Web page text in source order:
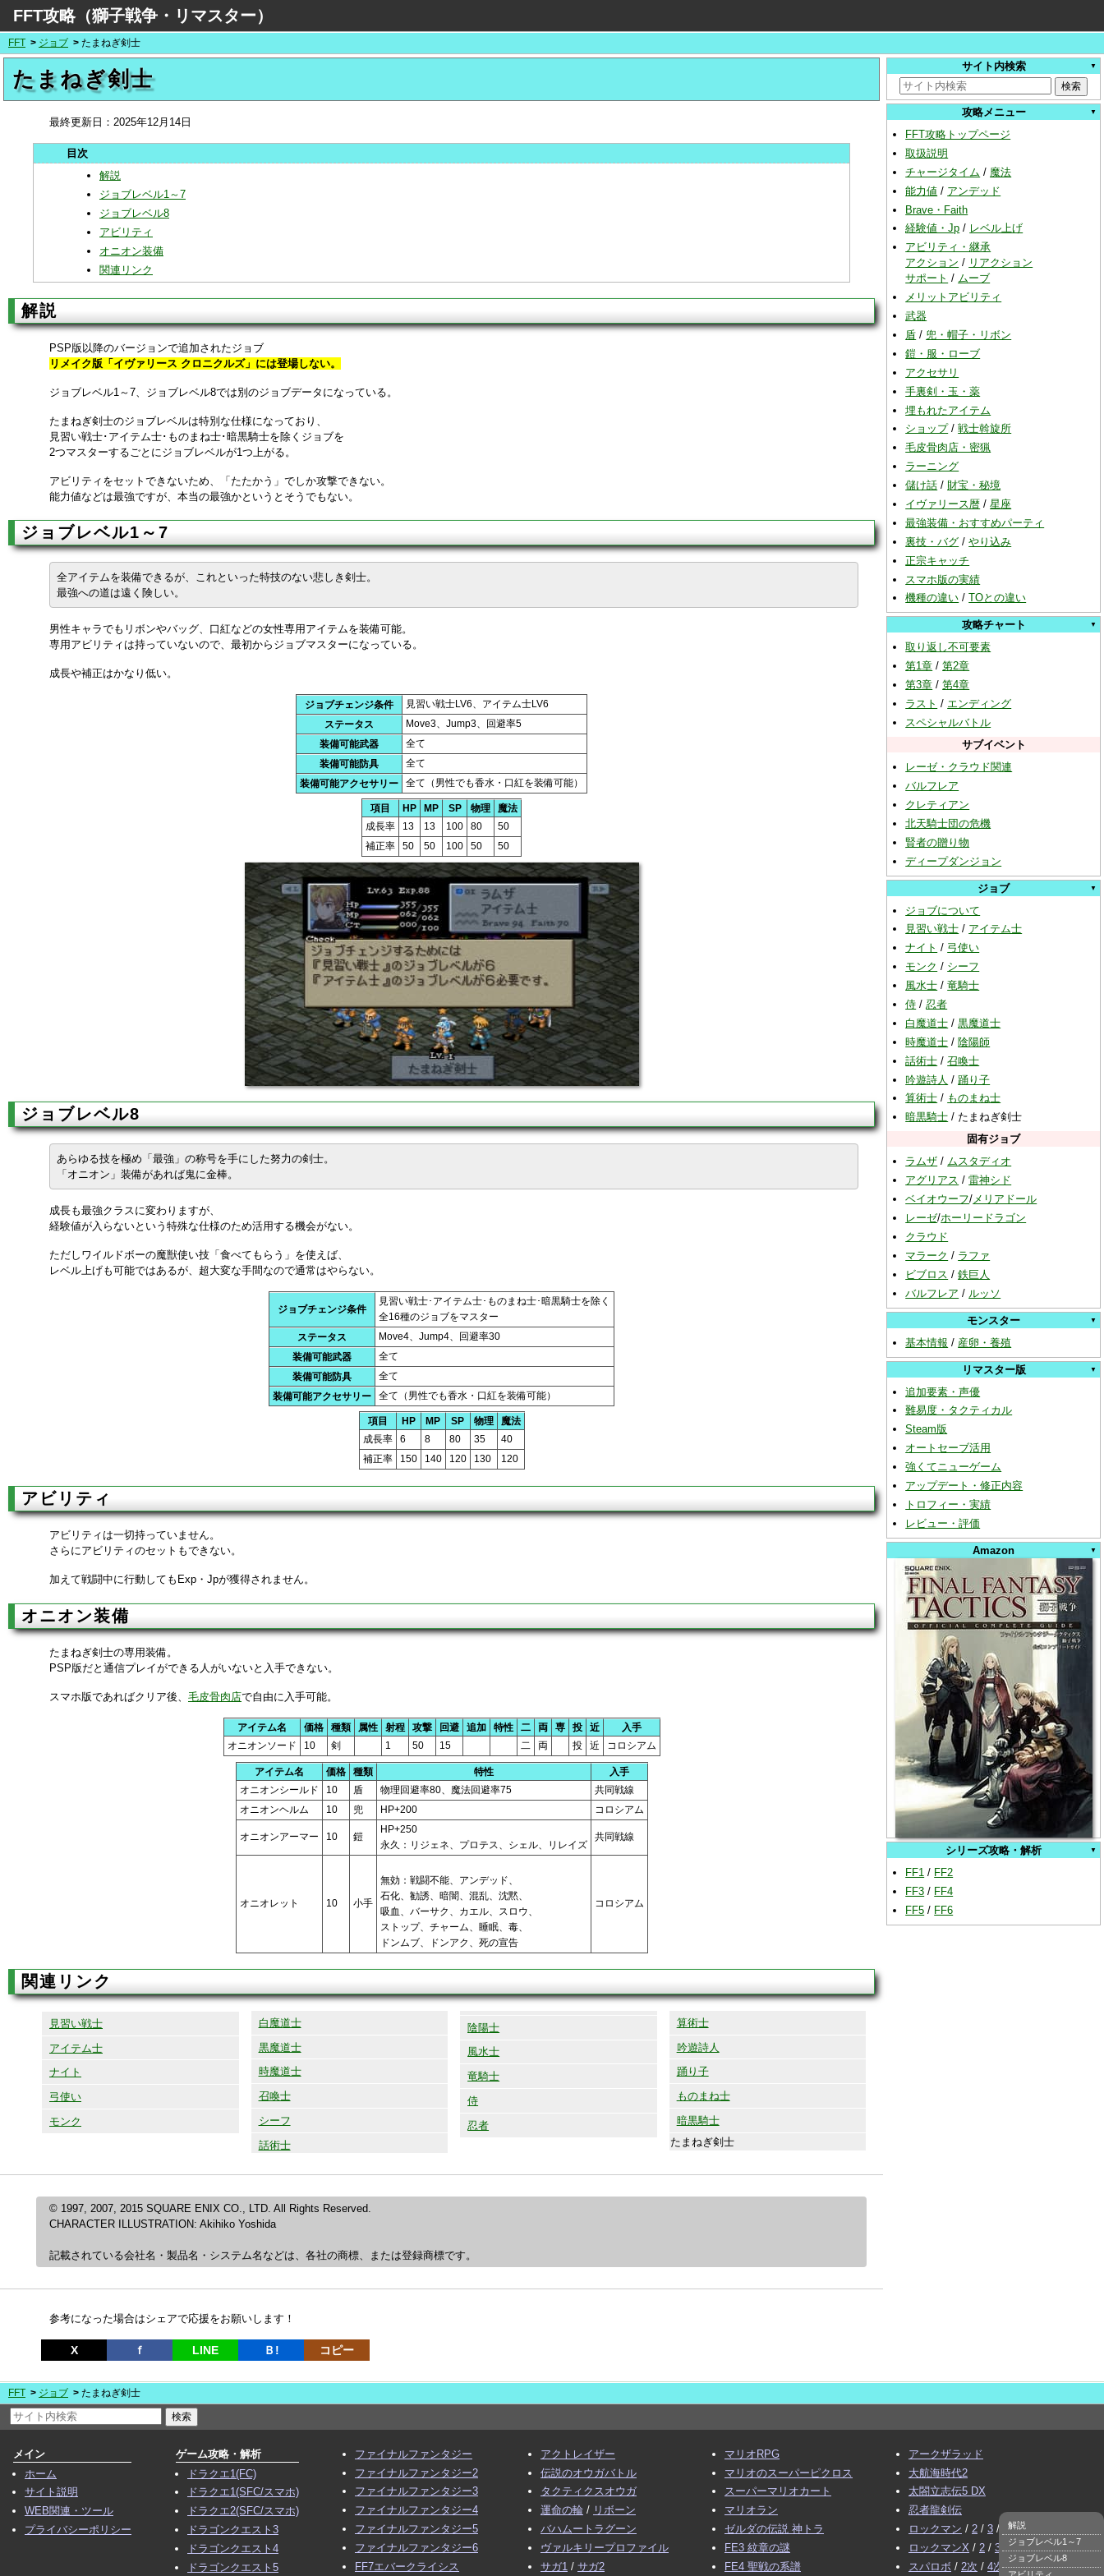
FFT攻略（獅子戦争・リマスター）
FFT ジョブ たまねぎ剣士
たまねぎ剣士
最終更新日： 2025年12月14日
解説
ジョブレベル1～7
ジョブレベル8
アビリティ
オニオン装備
関連リンク
解説
PSP版以降のバージョンで追加されたジョブ
リメイク版「イヴァリース クロニクルズ」には登場しない。
ジョブレベル1～7、ジョブレベル8では別のジョブデータになっている。
たまねぎ剣士のジョブレベルは特別な仕様になっており、
見習い戦士･アイテム士･ものまね士･暗黒騎士を除くジョブを
2つマスターするごとにジョブレベルが1つ上がる。
アビリティをセットできないため、「たたかう」でしか攻撃できない。
能力値などは最強ですが、本当の最強かというとそうでもない。
ジョブレベル1～7
全アイテムを装備できるが、これといった特技のない悲しき剣士。
最強への道は遠く険しい。
男性キャラでもリボンやバッグ、口紅などの女性専用アイテムを装備可能。
専用アビリティは持っていないので、最初からジョブマスターになっている。
成長や補正はかなり低い。
ジョブチェンジ条件
見習い戦士LV6、アイテム士LV6
ステータス
Move3、Jump3、回避率5
装備可能武器
全て
装備可能防具
全て
装備可能アクセサリー
全て（男性でも香水・口紅を装備可能）
項目 HP MP SP 物理
魔法
成長率
13 13 100 80
50
補正率
50 50 100 50 50
ジョブレベル8
あらゆる技を極め「最強」の称号を手にした努力の剣士。
「オニオン」装備があれば鬼に金棒。
成長も最強クラスに変わりますが、
経験値が入らないという特殊な仕様のため活用する機会がない。
ただしワイルドボーの魔獣使い技「食べてもらう」を使えば、
レベル上げも可能ではあるが、超大変な手間なので通常はやらない。
ジョブチェンジ条件
見習い戦士･アイテム士･ものまね士･暗黒騎士を除く
全16種のジョブをマスター
ステータス
Move4、Jump4、回避率30
装備可能武器
全て
装備可能防具
全て
装備可能アクセサリー
全て（男性でも香水・口紅を装備可能）
項目 HP MP SP 物理
魔法
成長率
6 8 80 35
40
補正率
150 140 120 130 120
アビリティ
アビリティは一切持っていません。
さらにアビリティのセットもできない。
加えて戦闘中に行動してもExp・Jpが獲得されません。
オニオン装備
たまねぎ剣士の専用装備。
PSP版だと通信プレイができる人がいないと入手できない。
スマホ版であればクリア後、 毛皮骨肉店で自由に入手可能。
アイテム名 価格 種類 属性 射程 攻撃 回避 追加 特性 二 両 専 投 近
入手
オニオンソード
10 剣 1 50 15 二 両 投 近 コロシアム
アイテム名 価格 種類 特性
入手
オニオンシールド
10 盾 物理回避率80、魔法回避率75
共同戦線
オニオンヘルム
10 兜 HP+200 コロシアム
オニオンアーマー 10 鎧
HP+250
永久：リジェネ、プロテス、シェル、リレイズ
共同戦線
オニオレット 10 小手
無効：戦闘不能、アンデッド、
石化、勧誘、暗闇、混乱、沈黙、
吸血、バーサク、カエル、スロウ、
ストップ、チャーム、睡眠、毒、
ドンムブ、ドンアク、死の宣告
コロシアム
関連リンク
見習い戦士
アイテム士
ナイト
弓使い
モンク
白魔道士
黒魔道士
時魔道士
召喚士
シーフ
話術士
陰陽士
風水士
竜騎士
侍
忍者
算術士
吟遊詩人
踊り子
ものまね士
暗黒騎士
たまねぎ剣士
© 1997, 2007, 2015 SQUARE ENIX CO., LTD. All Rights Reserved.
CHARACTER ILLUSTRATION: Akihiko Yoshida
記載されている会社名・製品名・システム名などは、各社の商標、または登録商標です。
参考になった場合はシェアで応援をお願いします！
X ｆ LINE Ｂ! コピー
サイト内検索
攻略メニュー
FFT攻略トップページ
取扱説明
チャージタイム / 魔法
能力値 / アンデッド
Brave・Faith
経験値・Jp / レベル上げ
アビリティ・継承
アクション / リアクション
サポート /ムーブ
メリットアビリティ
武器
盾 / 兜・帽子・リボン
鎧・服・ローブ
アクセサリ
手裏剣・玉・薬
埋もれたアイテム
ショップ/戦士斡旋所
毛皮骨肉店・密猟
ラーニング
儲け話 / 財宝・秘境
イヴァリース暦 /星座
最強装備・おすすめパーティ
裏技・バグ /やり込み
正宗キャッチ
スマホ版の実績
機種の違い /TOとの違い
攻略チャート
取り返し不可要素
第1章 /第2章
第3章 /第4章
ラスト / エンディング
スペシャルバトル
サブイベント
レーゼ・クラウド関連
バルフレア
クレティアン
北天騎士団の危機
賢者の贈り物
ディープダンジョン
ジョブ
ジョブについて
見習い戦士 / アイテム士
ナイト / 弓使い
モンク / シーフ
風水士 /竜騎士
侍 / 忍者
白魔道士 /黒魔道士
時魔道士 /陰陽師
話術士 /召喚士
吟遊詩人 /踊り子
算術士 / ものまね士
暗黒騎士 / たまねぎ剣士
固有ジョブ
ラムザ /ムスタディオ
アグリアス /雷神シド
ベイオウーフ/メリアドール
レーゼ/ホーリードラゴン
クラウド
マラーク / ラファ
ビブロス /鉄巨人
バルフレア / ルッソ
モンスター
基本情報 / 産卵・養殖
リマスター版
追加要素・声優
難易度・タクティカル
Steam版
オートセーブ活用
強くてニューゲーム
アップデート・修正内容
トロフィー・実績
レビュー・評価
Amazon
シリーズ攻略・解析
FF1 / FF2
FF3 / FF4
FF5 / FF6
FFT ジョブ たまねぎ剣士
メイン
ホーム
サイト説明
WEB関連・ツール
プライバシーポリシー
ゲーム攻略・解析
ドラクエ1(FC)
ドラクエ1(SFC/スマホ)
ドラクエ2(SFC/スマホ)
ドラゴンクエスト3
ドラゴンクエスト4
ドラゴンクエスト5
ファイナルファンタジー
ファイナルファンタジー2
ファイナルファンタジー3
ファイナルファンタジー4
ファイナルファンタジー5
ファイナルファンタジー6
FF7エバークライシス
アクトレイザー
伝説のオウガバトル
タクティクスオウガ
運命の輪 / リボーン
バハムートラグーン
ヴァルキリープロファイル
サガ1 / サガ2
マリオRPG
マリオのスーパーピクロス
スーパーマリオカート
マリオラン
ゼルダの伝説 神トラ
FE3 紋章の謎
FE4 聖戦の系譜
アークザラッド
大航海時代2
太閤立志伝5 DX
忍者龍剣伝
ロックマン / 2 / 3 /
4
ロックマンX / 2 / 3
スパロボ / 2次 / 4次
解説
ジョブレベル1～7
ジョブレベル8